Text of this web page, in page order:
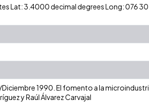
Lat: 3.4000 decimal degrees Long: 076
1990. El fomento a la
y Raúl Álvarez Carvajal